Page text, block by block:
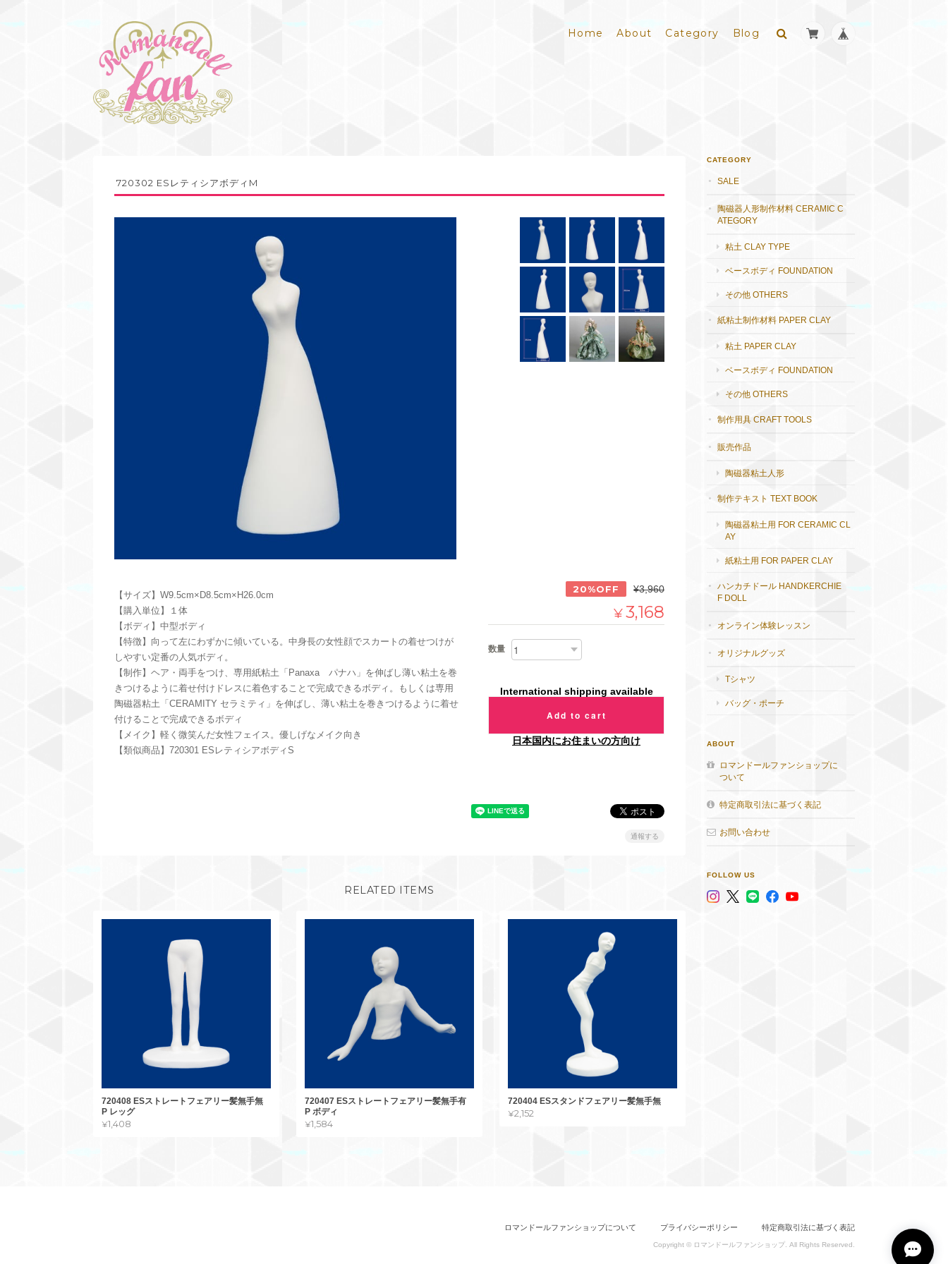
Home About Category Blog
720302 ESレティシアボディM
【サイズ】W9.5cm×D8.5cm×H26.0cm
【購入単位】１体
【ボディ】中型ボディ
【特徴】向って左にわずかに傾いている。中身長の女性顔でスカートの着せつけが
しやすい定番の人気ボディ。
【制作】ヘア・両手をつけ、専用紙粘土「Panaxa パナハ」を伸ばし薄い粘土を巻
きつけるように着せ付けドレスに着色することで完成できるボディ。もしくは専用
陶磁器粘土「CERAMITY セラミティ」を伸ばし、薄い粘土を巻きつけるように着せ
付けることで完成できるボディ
【メイク】軽く微笑んだ女性フェイス。優しげなメイク向き
【類似商品】720301 ESレティシアボディS
20%OFF ¥3,960
¥3,168
数量
International shipping available
Add to cart
日本国内にお住まいの方向け
通報する
RELATED ITEMS
720408 ESストレートフェアリー髪無手無
P レッグ
¥1,408
720407 ESストレートフェアリー髪無手有
P ボディ
¥1,584
720404 ESスタンドフェアリー髪無手無
¥2,152
CATEGORY
SALE
陶磁器人形制作材料 CERAMIC C
ATEGORY
粘土 CLAY TYPE
ベースボディ FOUNDATION
その他 OTHERS
紙粘土制作材料 PAPER CLAY
粘土 PAPER CLAY
ベースボディ FOUNDATION
その他 OTHERS
制作用具 CRAFT TOOLS
販売作品
陶磁器粘土人形
制作テキスト TEXT BOOK
陶磁器粘土用 FOR CERAMIC CL
AY
紙粘土用 FOR PAPER CLAY
ハンカチドール HANDKERCHIE
F DOLL
オンライン体験レッスン
オリジナルグッズ
Tシャツ
バッグ・ポーチ
ABOUT
ロマンドールファンショップに
ついて
特定商取引法に基づく表記
お問い合わせ
FOLLOW US
ロマンドールファンショップについて プライバシーポリシー 特定商取引法に基づく表記
Copyright © ロマンドールファンショップ. All Rights Reserved.